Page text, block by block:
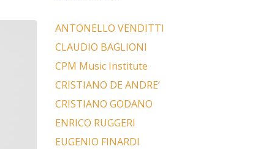
ANTONELLO VENDITTI
CLAUDIO BAGLIONI
CPM Music Institute
CRISTIANO DE ANDRE’
CRISTIANO GODANO
ENRICO RUGGERI
EUGENIO FINARDI